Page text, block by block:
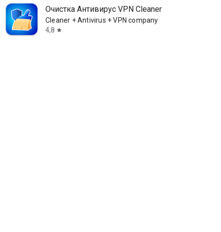
Очистка Антивирус VPN Cleaner
Cleaner + Antivirus + VPN company
4,8 star